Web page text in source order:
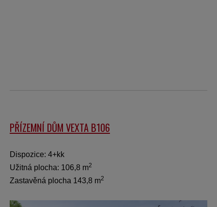
PŘÍZEMNÍ DŮM VEXTA B106
Dispozice: 4+kk
Užitná plocha: 106,8 m2
Zastavěná plocha 143,8 m2